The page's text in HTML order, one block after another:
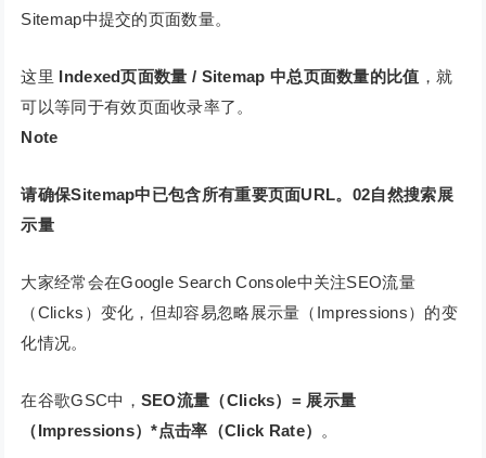
Sitemap中提交的页面数量。
这里 Indexed页面数量 / Sitemap 中总页面数量的比值 ，就
可以等同于有效页面收录率了。
Note
请确保Sitemap中已包含所有重要页面URL。 02自然搜索展
示量
大家经常会在Google Search Console中关注SEO流量
（Clicks）变化，但却容易忽略展示量（Impressions）的变
化情况。
在谷歌GSC中， SEO流量（Clicks）= 展示量
（Impressions）*点击率（Click Rate）
。